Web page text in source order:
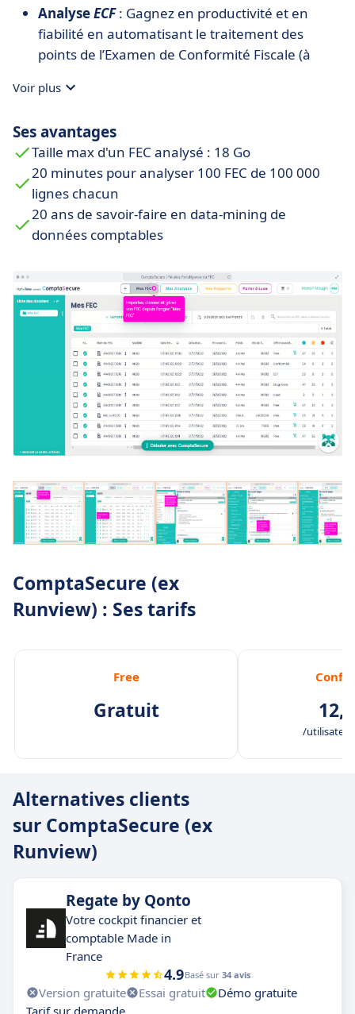
AnalyseECF: Gagnez en productivité et en
fiabilité en automatisant le traitement des
points de l’Examen de Conformité Fiscale (à
Analyse
et prévenir le risque fiscal (à partir de 49€ par
FEC).
Analyse
Cash
: Découvrez les trop-payés
fournisseurs et la TVA déductible oubliée dans la
comptabilité fournisseurs pour les récupérer (à
partir de 99€ par FEC).
Voir plus
Ses avantages
Taille max d'un FEC analysé : 18 Go
20 minutes pour analyser 100 FEC de 100 000
lignes chacun
20 ans de savoir-faire en data-mining de
données comptables
ComptaSecure (ex
Runview) : Ses tarifs
Free
Gratuit
/
Alternatives clients
sur ComptaSecure (ex
Runview)
Regate by Qonto
Votre cockpit financier et
comptable Made in
France
4.9Basé sur 34 avis
Version gratuite Essai gratuit
Démo gratuite
Tarif sur demande